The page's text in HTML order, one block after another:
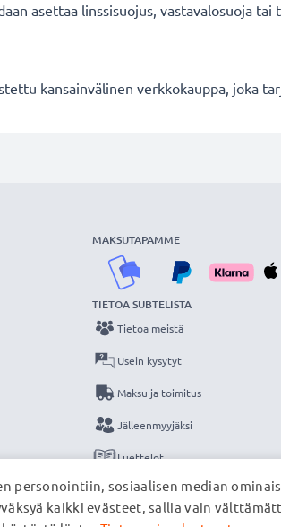
asettaa linssisuojus, vastavalosuoja tai
kansainvälinen verkkokauppa, joka
MAKSUTAPAMME
TIETOA SUBTELISTA
Tietoa meistä
Usein kysytyt
Maksu ja toimitus
Jälleenmyyjäksi
Luettelot
Yhteys
personointiin, sosiaalisen median
kaikki evästeet, sallia vain